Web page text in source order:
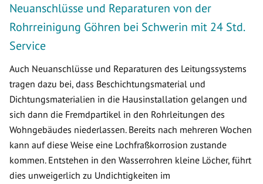
Neuanschlüsse und Reparaturen von der
Rohrreinigung Göhren bei Schwerin mit 24 Std.
Service
Auch Neuanschlüsse und Reparaturen des Leitungssystems
tragen dazu bei, dass Beschichtungsmaterial und
Dichtungsmaterialien in die Hausinstallation gelangen und
sich dann die Fremdpartikel in den Rohrleitungen des
Wohngebäudes niederlassen. Bereits nach mehreren Wochen
kann auf diese Weise eine Lochfraßkorrosion zustande
kommen. Entstehen in den Wasserrohren kleine Löcher, führt
dies unweigerlich zu Undichtigkeiten im